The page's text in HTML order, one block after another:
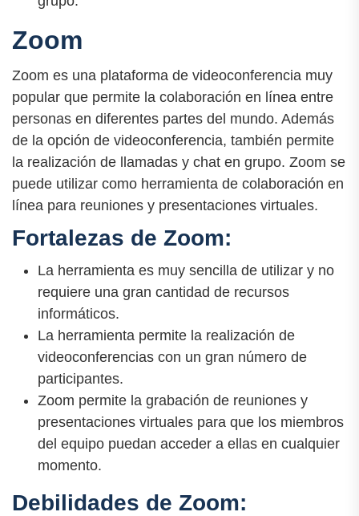
Zoom
Zoom es una plataforma de videoconferencia muy
popular que permite la colaboración en línea entre
personas en diferentes partes del mundo. Además
de la opción de videoconferencia, también permite
la realización de llamadas y chat en grupo. Zoom se
puede utilizar como herramienta de colaboración en
línea para reuniones y presentaciones virtuales.
Fortalezas de Zoom:
La herramienta es muy sencilla de utilizar y no
requiere una gran cantidad de recursos
informáticos.
La herramienta permite la realización de
videoconferencias con un gran número de
participantes.
Zoom permite la grabación de reuniones y
presentaciones virtuales para que los miembros
del equipo puedan acceder a ellas en cualquier
momento.
Debilidades de Zoom: